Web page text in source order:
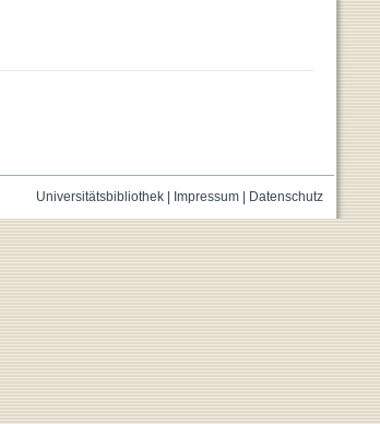
Universitätsbibliothek| Impressum| Datenschutz